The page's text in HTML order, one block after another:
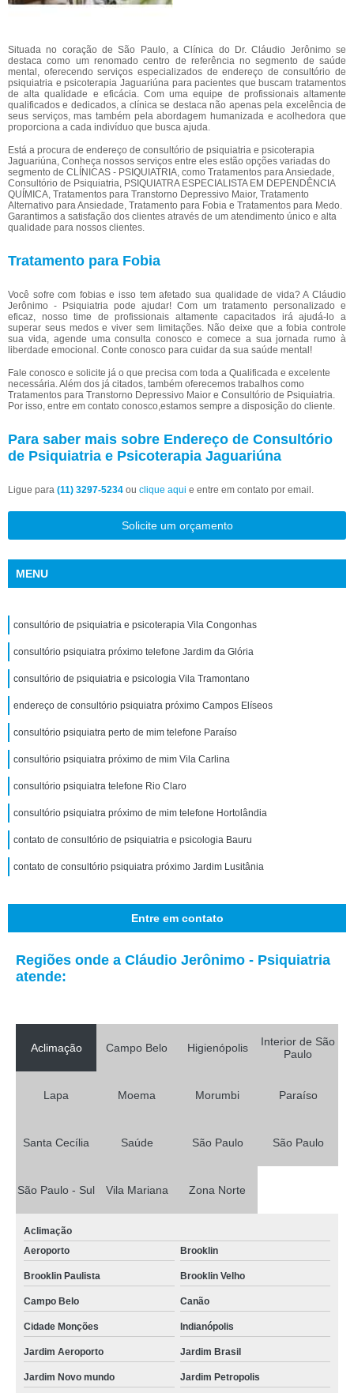
Situada no coração de São Paulo, a Clínica do Dr. Cláudio Jerônimo se
destaca como um renomado centro de referência no segmento de saúde
mental, oferecendo serviços especializados de endereço de consultório de
psiquiatria e psicoterapia Jaguariúna para pacientes que buscam tratamentos
de alta qualidade e eficácia. Com uma equipe de profissionais altamente
qualificados e dedicados, a clínica se destaca não apenas pela excelência de
seus serviços, mas também pela abordagem humanizada e acolhedora que
proporciona a cada indivíduo que busca ajuda.
Está a procura de endereço de consultório de psiquiatria e psicoterapia
Jaguariúna, Conheça nossos serviços entre eles estão opções variadas do
segmento de CLÍNICAS - PSIQUIATRIA, como Tratamentos para Ansiedade,
Consultório de Psiquiatria, PSIQUIATRA ESPECIALISTA EM DEPENDÊNCIA
QUÍMICA, Tratamentos para Transtorno Depressivo Maior, Tratamento
Alternativo para Ansiedade, Tratamento para Fobia e Tratamentos para Medo.
Garantimos a satisfação dos clientes através de um atendimento único e alta
qualidade para nossos clientes.
Tratamento para Fobia
Você sofre com fobias e isso tem afetado sua qualidade de vida? A Cláudio
Jerônimo - Psiquiatria pode ajudar! Com um tratamento personalizado e
eficaz, nosso time de profissionais altamente capacitados irá ajudá-lo a
superar seus medos e viver sem limitações. Não deixe que a fobia controle
sua vida, agende uma consulta conosco e comece a sua jornada rumo à
liberdade emocional. Conte conosco para cuidar da sua saúde mental!
Fale conosco e solicite já o que precisa com toda a Qualificada e excelente
necessária. Além dos já citados, também oferecemos trabalhos como
Tratamentos para Transtorno Depressivo Maior e Consultório de Psiquiatria.
Por isso, entre em contato conosco,estamos sempre a disposição do cliente.
Para saber mais sobre Endereço de Consultório
de Psiquiatria e Psicoterapia Jaguariúna
Ligue para (11) 3297-5234 ou clique aqui e entre em contato por email.
Solicite um orçamento
MENU
consultório de psiquiatria e psicoterapia Vila Congonhas
consultório psiquiatra próximo telefone Jardim da Glória
consultório de psiquiatria e psicologia Vila Tramontano
endereço de consultório psiquiatra próximo Campos Elíseos
consultório psiquiatra perto de mim telefone Paraíso
consultório psiquiatra próximo de mim Vila Carlina
consultório psiquiatra telefone Rio Claro
consultório psiquiatra próximo de mim telefone Hortolândia
contato de consultório de psiquiatria e psicologia Bauru
contato de consultório psiquiatra próximo Jardim Lusitânia
Entre em contato
Regiões onde a Cláudio Jerônimo - Psiquiatria
atende:
Aclimação Campo Belo Higienópolis
Interior de São
Paulo
Lapa Moema Morumbi Paraíso
Santa Cecília Saúde São Paulo São Paulo
São Paulo - Sul Vila Mariana Zona Norte
Aclimação
Aeroporto
Brooklin
Brooklin Paulista Brooklin Velho
Campo Belo Canão
Cidade Monções Indianópolis
Jardim Aeroporto Jardim Brasil
Jardim Novo mundo Jardim Petropolis